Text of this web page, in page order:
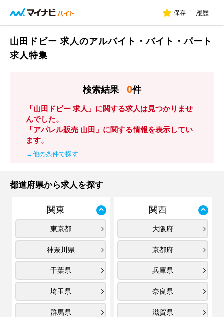
保存 履歴
山田ドビー 求人のアルバイト・バイト・パート
求人特集
検索結果 0件
「山田ドビー 求人」に関する求人は見つかりませ
んでした。
「アパレル販売 山田」に関する情報を表示してい
ます。
→他の条件で探す
都道府県から求人を探す
関東
東京都
神奈川県
千葉県
埼玉県
群馬県
関西
大阪府
京都府
兵庫県
奈良県
滋賀県